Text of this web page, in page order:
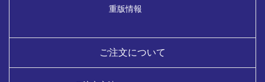
重版情報
ご注文について